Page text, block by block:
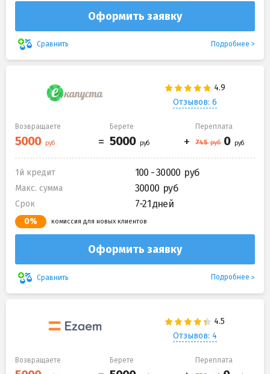
Оформить заявку
Сравнить Подробнее
Отзывов: 6
Возвращаете Берете Переплата
1й кредит 100 - 30000
Макс. сумма 30000
Срок 7-21 дней
0% комиссия для новых клиентов
Оформить заявку
Сравнить Подробнее
Отзывов: 4
Возвращаете Берете Переплата